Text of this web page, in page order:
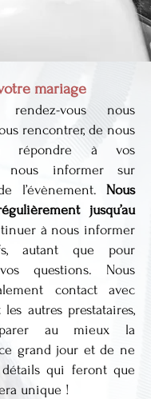
mariage
vous nous
rencontrer, de nous
répondre à vos
nous informer sur
l’évènement. Nous
jusqu’au
à nous informer
autant que pour
questions. Nous
contact avec
autres prestataires,
au mieux la
grand jour et de ne
qui feront que
unique !